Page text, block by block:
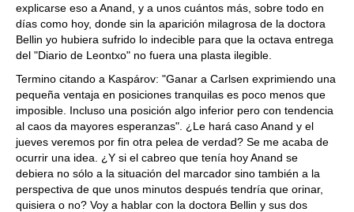
explicarse eso a Anand, y a unos cuántos más, sobre todo en
días como hoy, donde sin la aparición milagrosa de la doctora
Bellin yo hubiera sufrido lo indecible para que la octava entrega
del "Diario de Leontxo" no fuera una plasta ilegible.
Termino citando a Kaspárov: "Ganar a Carlsen exprimiendo una
pequeña ventaja en posiciones tranquilas es poco menos que
imposible. Incluso una posición algo inferior pero con tendencia
al caos da mayores esperanzas". ¿Le hará caso Anand y el
jueves veremos por fin otra pelea de verdad? Se me acaba de
ocurrir una idea. ¿Y si el cabreo que tenía hoy Anand se
debiera no sólo a la situación del marcador sino también a la
perspectiva de que unos minutos después tendría que orinar,
quisiera o no? Voy a hablar con la doctora Bellin y sus dos